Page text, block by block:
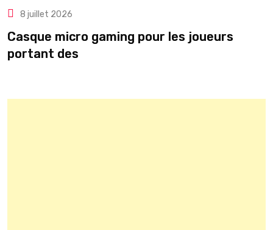
8 juillet 2026
Casque micro gaming pour les joueurs
portant des